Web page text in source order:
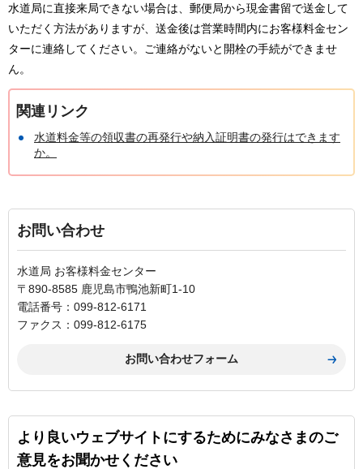
水道局に直接来局できない場合は、郵便局から現金書留で送金して
いただく方法がありますが、送金後は営業時間内にお客様料金セン
ターに連絡してください。ご連絡がないと開栓の手続ができませ
ん。
関連リンク
水道料金等の領収書の再発行や納入証明書の発行はできます
か。
お問い合わせ
水道局 お客様料金センター
〒890-8585 鹿児島市鴨池新町1-10
電話番号：099-812-6171
ファクス：099-812-6175
より良いウェブサイトにするためにみなさまのご
意見をお聞かせください